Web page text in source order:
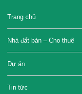
Trang chủ
Nhà đất bán – Cho thuê
Dự án
Tin tức